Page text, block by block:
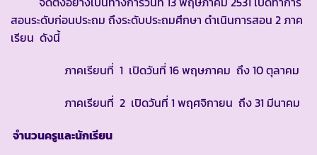
สอนระดับก่อนประถม ถึงระดับประถมศึกษา ดำเนินการสอน 2 ภาค
เรียน ดังนี้
ภาคเรียนที่ 1 เปิดวันที่ 16 พฤษภาคม ถึง 10 ตุลาคม
ภาคเรียนที่ 2 เปิดวันที่ 1 พฤศจิกายน ถึง 31 มีนาคม
จำนวนครูและนักเรียน